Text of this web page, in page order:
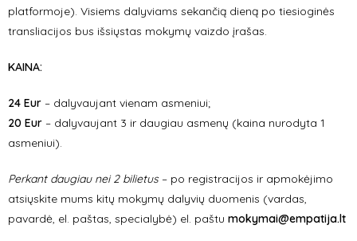
platformoje). Visiems dalyviams sekančią dieną po tiesioginės
transliacijos bus išsiųstas mokymų vaizdo įrašas.
KAINA:
24 Eur – dalyvaujant vienam asmeniui;
20 Eur – dalyvaujant 3 ir daugiau asmenų (kaina nurodyta 1
asmeniui).
Perkant daugiau nei 2 bilietus– po registracijos ir apmokėjimo
atsiųskite mums kitų mokymų dalyvių duomenis (vardas,
pavardė, el. paštas, specialybė) el. paštu mokymai@empatija.lt